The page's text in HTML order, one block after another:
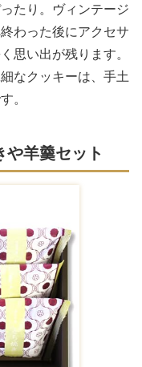
たり。ヴィンテージ
わった後にアクセサ
思い出が残ります。
なクッキーは、手土
。
羊羹セット